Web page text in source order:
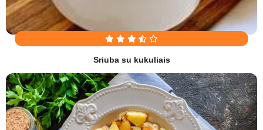
Sriuba su kukuliais